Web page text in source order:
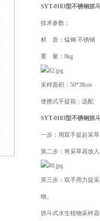
SYT-0103型不锈钢抓
技术参数：
材 质：锰钢 不锈钢
重 量：8kg
采样面积：50*38cm
便携式手提箱：选配
SYT-0103型不锈钢抓
一步：用双手提起采
第二步：将采草器放
第三步：双手用力提
物。
抓斗式水生植物采样